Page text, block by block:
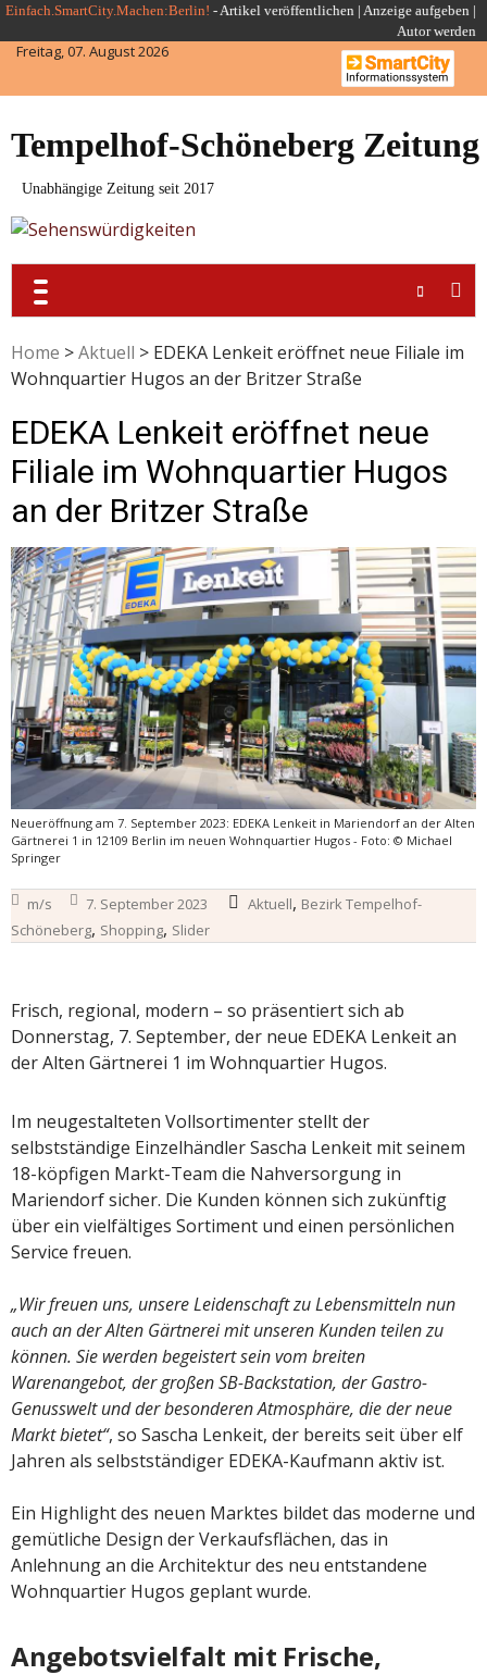
Skip
to
content
Einfach.SmartCity.Machen:Berlin! -Artikel veröffentlichen | Anzeige aufgeben |
Autor werden
Freitag, 07. August 2026
Tempelhof-Schöneberg Zeitung
Unabhängige Zeitung seit 2017
Home >Aktuell > EDEKA Lenkeit eröffnet neue Filiale im
Wohnquartier Hugos an der Britzer Straße
EDEKA Lenkeit eröffnet neue
Filiale im Wohnquartier Hugos
an der Britzer Straße
Neueröffnung am 7. September 2023: EDEKA Lenkeit in Mariendorf an der Alten
Gärtnerei 1 in 12109 Berlin im neuen Wohnquartier Hugos - Foto: © Michael
Springer
m/s 7. September 2023 Aktuell, Bezirk Tempelhof-
Schöneberg, Shopping, Slider
Frisch, regional, modern – so präsentiert sich ab
Donnerstag, 7. September, der neue EDEKA Lenkeit an
der Alten Gärtnerei 1 im Wohnquartier Hugos.
Im neugestalteten Vollsortimenter stellt der
selbstständige Einzelhändler Sascha Lenkeit mit seinem
18-köpfigen Markt-Team die Nahversorgung in
Mariendorf sicher. Die Kunden können sich zukünftig
über ein vielfältiges Sortiment und einen persönlichen
Service freuen.
„Wir freuen uns, unsere Leidenschaft zu Lebensmitteln nun
auch an der Alten Gärtnerei mit unseren Kunden teilen zu
können. Sie werden begeistert sein vom breiten
Warenangebot, der großen SB-Backstation, der Gastro-
Genusswelt und der besonderen Atmosphäre, die der neue
Markt bietet“, so Sascha Lenkeit, der bereits seit über elf
Jahren als selbstständiger EDEKA-Kaufmann aktiv ist.
Ein Highlight des neuen Marktes bildet das moderne und
gemütliche Design der Verkaufsflächen, das in
Anlehnung an die Architektur des neu entstandene
Wohnquartier Hugos geplant wurde.
Angebotsvielfalt mit Frische,